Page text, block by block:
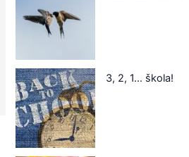
3, 2, 1… škola!